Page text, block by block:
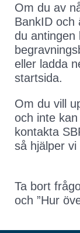
Om du av
BankID och
du antingen
eller ladda
startsida.
Om du vill
och inte
kontakta
så hjälper vi
Ta bort
och ”Hur